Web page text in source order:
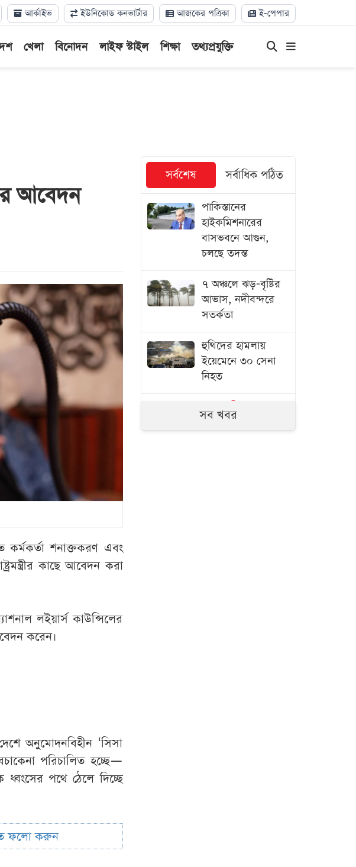
আর্কাইভ ইউনিকোড কনভার্টার আজকের পত্রিকা ই-পেপার
খেলা বিনোদন লাইফ স্টাইল শিক্ষা তথ্যপ্রযুক্তি
আবেদন
শনাক্তকরণ এবং
কাছে আবেদন করা
লইয়ার্স কাউন্সিলের
করেন।
অনুমোদনবিহীন ‘সিসা
পরিচালিত হচ্ছে—
পথে ঠেলে দিচ্ছে
ফলো করুন
সর্বশেষ সর্বাধিক পঠিত
পাকিস্তানের
হাইকমিশনারের
বাসভবনে আগুন,
চলছে তদন্ত
৭ অঞ্চলে ঝড়-বৃষ্টির
আভাস, নদীবন্দরে
সতর্কতা
হুথিদের হামলায়
ইয়েমেনে ৩০ সেনা
নিহত
স্বরাষ্ট্রমন্ত্রী
ব্যবসায়ীদের তালিকা
সব খবর